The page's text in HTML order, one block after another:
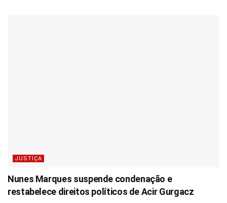
JUSTIÇA
Nunes Marques suspende condenação e
restabelece direitos políticos de Acir Gurgacz